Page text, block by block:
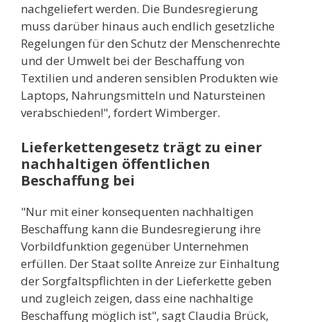
nachgeliefert werden. Die Bundesregierung
muss darüber hinaus auch endlich gesetzliche
Regelungen für den Schutz der Menschenrechte
und der Umwelt bei der Beschaffung von
Textilien und anderen sensiblen Produkten wie
Laptops, Nahrungsmitteln und Natursteinen
verabschieden!", fordert Wimberger.
Lieferkettengesetz trägt zu einer
nachhaltigen öffentlichen
Beschaffung bei
"Nur mit einer konsequenten nachhaltigen
Beschaffung kann die Bundesregierung ihre
Vorbildfunktion gegenüber Unternehmen
erfüllen. Der Staat sollte Anreize zur Einhaltung
der Sorgfaltspflichten in der Lieferkette geben
und zugleich zeigen, dass eine nachhaltige
Beschaffung möglich ist", sagt Claudia Brück,